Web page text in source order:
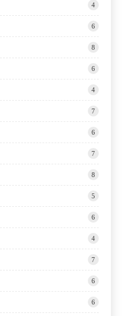
4
6
8
6
4
7
6
7
8
5
6
4
7
6
6